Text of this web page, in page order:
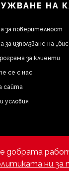
добрата
ни за
НА
за поверителност
за използване на
за клиенти
се с нас
сайта
условия